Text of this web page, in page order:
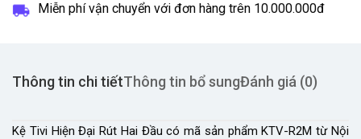
Miễn phí vận chuyển với đơn hàng trên 10.000.000đ
Thông tin chi tiếtThông tin bổ sungĐánh giá (0)
Kệ Tivi Hiện Đại Rút Hai Đầu có mã sản phẩm KTV-R2M từ Nội